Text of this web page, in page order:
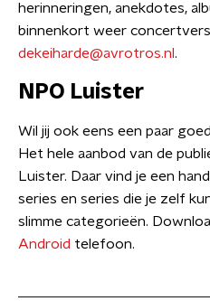
herinneringen, anekdotes,
binnenkort weer
dekeiharde@avrotros.nl .
NPO Luister
Wil jij ook eens een paar
Het hele aanbod van de
Luister. Daar vind je een
series en series die je zelf
slimme categorieën.
Android telefoon.